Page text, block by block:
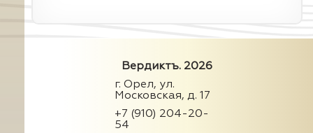
Вердиктъ. 2026
г. Орел, ул.
Московская, д. 17
+7 (910) 204-20-
54